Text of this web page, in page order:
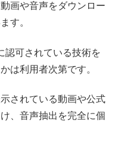
画や音声をダウンロー
す。
認可されている技術を
は利用者次第です。
されている動画や公式
、音声抽出を完全に個